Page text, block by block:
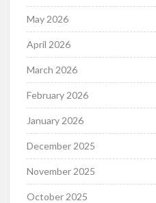
May 2026
April 2026
March 2026
February 2026
January 2026
December 2025
November 2025
October 2025